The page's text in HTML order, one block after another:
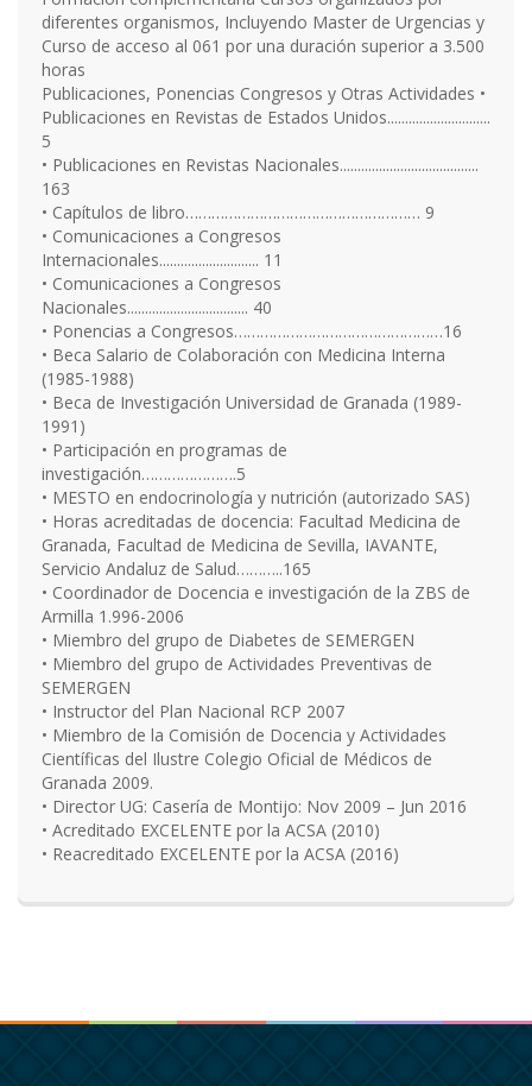
diferentes organismos, Incluyendo Master de Urgencias y
Curso de acceso al 061 por una duración superior a 3.500
horas
Publicaciones, Ponencias Congresos y Otras Actividades •
Publicaciones en Revistas de Estados Unidos.............................
5
• Publicaciones en Revistas Nacionales.......................................
163
• Capítulos de libro……………………………………………… 9
• Comunicaciones a Congresos
Internacionales............................ 11
• Comunicaciones a Congresos
Nacionales.................................. 40
• Ponencias a Congresos…………………………………………16
• Beca Salario de Colaboración con Medicina Interna
(1985-1988)
• Beca de Investigación Universidad de Granada (1989-
1991)
• Participación en programas de
investigación………………….5
• MESTO en endocrinología y nutrición (autorizado SAS)
• Horas acreditadas de docencia: Facultad Medicina de
Granada, Facultad de Medicina de Sevilla, IAVANTE,
Servicio Andaluz de Salud………..165
• Coordinador de Docencia e investigación de la ZBS de
Armilla 1.996-2006
• Miembro del grupo de Diabetes de SEMERGEN
• Miembro del grupo de Actividades Preventivas de
SEMERGEN
• Instructor del Plan Nacional RCP 2007
• Miembro de la Comisión de Docencia y Actividades
Científicas del Ilustre Colegio Oficial de Médicos de
Granada 2009.
• Director UG: Casería de Montijo: Nov 2009 – Jun 2016
• Acreditado EXCELENTE por la ACSA (2010)
• Reacreditado EXCELENTE por la ACSA (2016)